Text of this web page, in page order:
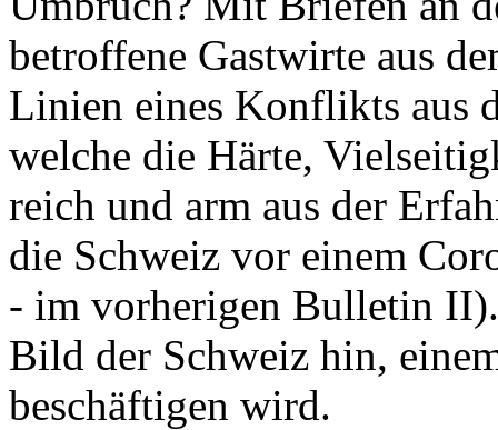
betroffene Gastwirte aus
Linien eines Konflikts aus
welche die Härte,
reich und arm aus der
die Schweiz vor einem
- im vorherigen Bulletin
Bild der Schweiz hin,
beschäftigen wird.